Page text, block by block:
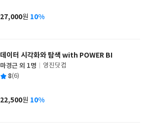
사
가
27,000원 10%
데이터 시각화와 탐색 with POWER BI
글
쓴
마경근 외 1명
출
사
영진닷컴
평 8(6)
가
22,500원 10%